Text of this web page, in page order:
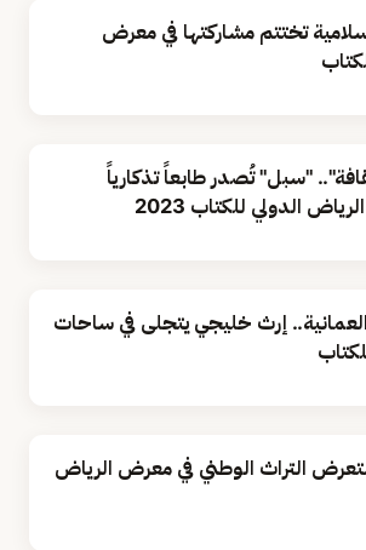
تختتم مشاركتها في معرض
"سبل" تُصدر طابعاً تذكارياً
الدولي للكتاب 2023
إرث خليجي يتجلى في ساحات
التراث الوطني في معرض الرياض